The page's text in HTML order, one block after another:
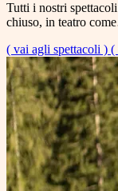
Tutti i nostri spettacoli
chiuso, in teatro
( vai agli spettacoli ) (